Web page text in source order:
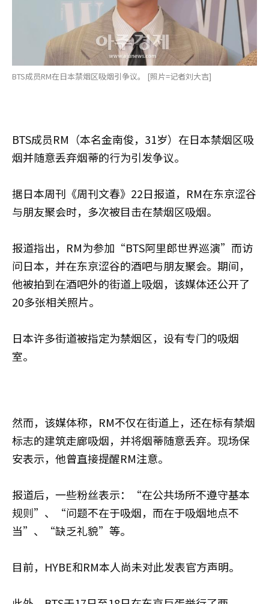
BTS成员RM在日本禁烟区吸烟引争议。 [照片=记者刘大吉]
BTS成员RM（本名金南俊，31岁）在日本禁烟区吸
烟并随意丢弃烟蒂的行为引发争议。
据日本周刊《周刊文春》22日报道，RM在东京涩谷
与朋友聚会时，多次被目击在禁烟区吸烟。
报道指出，RM为参加“BTS阿里郎世界巡演”而访
问日本，并在东京涩谷的酒吧与朋友聚会。期间，
他被拍到在酒吧外的街道上吸烟，该媒体还公开了
20多张相关照片。
日本许多街道被指定为禁烟区，设有专门的吸烟
室。
然而，该媒体称，RM不仅在街道上，还在标有禁烟
标志的建筑走廊吸烟，并将烟蒂随意丢弃。现场保
安表示，他曾直接提醒RM注意。
报道后，一些粉丝表示：“在公共场所不遵守基本
规则”、“问题不在于吸烟，而在于吸烟地点不
当”、“缺乏礼貌”等。
目前，HYBE和RM本人尚未对此发表官方声明。